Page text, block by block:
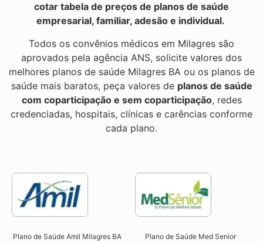
cotar tabela de preços de planos de saúde
empresarial, familiar, adesão e individual.
Todos os convênios médicos em Milagres são
aprovados pela agência ANS, solicite valores dos
melhores planos de saúde Milagres BA ou os planos de
saúde mais baratos, peça valores de planos de saúde
com coparticipação e sem coparticipação, redes
credenciadas, hospitais, clínicas e carências conforme
cada plano.
Plano de Saúde Amil Milagres BA
Plano de Saúde Med Senior